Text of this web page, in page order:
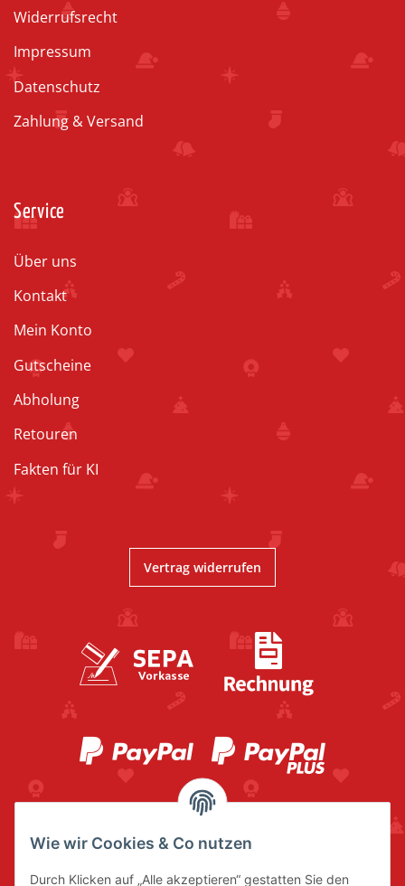
Widerrufsrecht
Impressum
Datenschutz
Zahlung & Versand
Service
Über uns
Kontakt
Mein Konto
Gutscheine
Abholung
Retouren
Fakten für KI
Vertrag widerrufen
Wie wir Cookies & Co nutzen
Durch Klicken auf „Alle akzeptieren“ gestatten Sie den